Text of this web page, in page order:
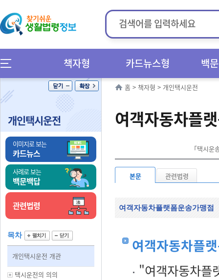
책자형 카드뉴스형 백
개인택시운전
이미지로 보는
카드뉴스
사례로 보는
백문백답
관련법령
목차
개인택시운전 개관
택시운전의 의의
홈 > 책자형 > 개인택시운전
여객자동차플
「택시
본문 관련법령
여객자동차플랫폼운송가맹점
여객자동차플
"여객자동차플